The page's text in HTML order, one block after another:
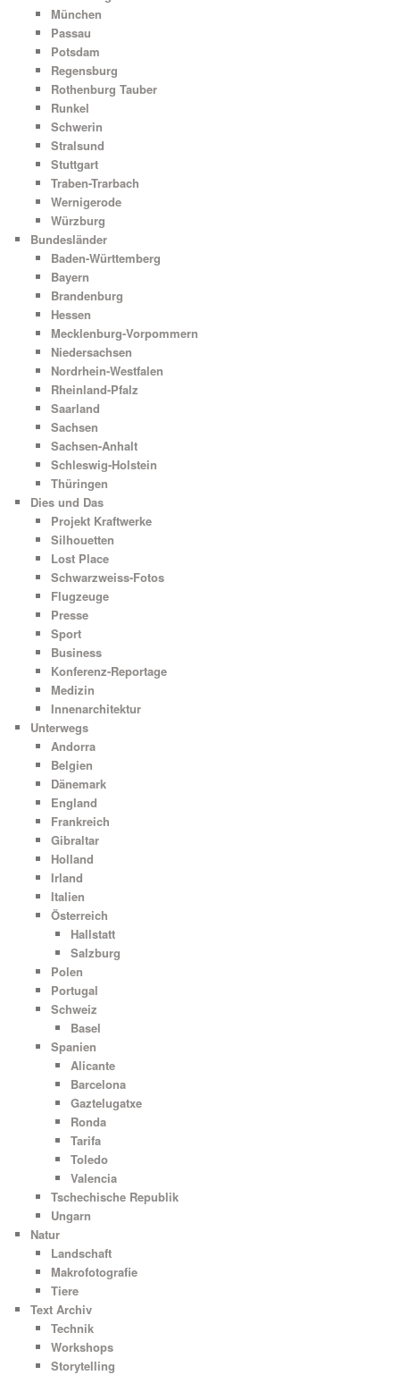
München
Passau
Potsdam
Regensburg
Rothenburg Tauber
Runkel
Schwerin
Stralsund
Stuttgart
Traben-Trarbach
Wernigerode
Würzburg
Bundesländer
Baden-Württemberg
Bayern
Brandenburg
Hessen
Mecklenburg-Vorpommern
Niedersachsen
Nordrhein-Westfalen
Rheinland-Pfalz
Saarland
Sachsen
Sachsen-Anhalt
Schleswig-Holstein
Thüringen
Dies und Das
Projekt Kraftwerke
Silhouetten
Lost Place
Schwarzweiss-Fotos
Flugzeuge
Presse
Sport
Business
Konferenz-Reportage
Medizin
Innenarchitektur
Unterwegs
Andorra
Belgien
Dänemark
England
Frankreich
Gibraltar
Holland
Irland
Italien
Österreich
Hallstatt
Salzburg
Polen
Portugal
Schweiz
Basel
Spanien
Alicante
Barcelona
Gaztelugatxe
Ronda
Tarifa
Toledo
Valencia
Tschechische Republik
Ungarn
Natur
Landschaft
Makrofotografie
Tiere
Text Archiv
Technik
Workshops
Storytelling